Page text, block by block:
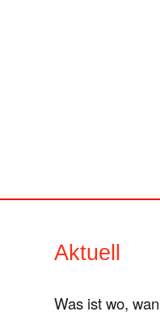
Aktuell
Was ist wo,